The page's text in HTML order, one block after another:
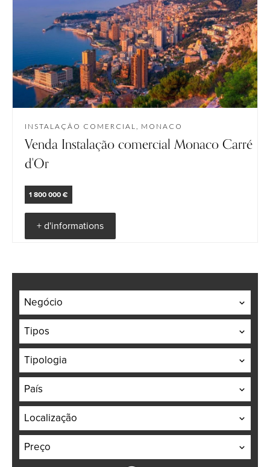
INSTALAÇÃO COMERCIAL, MONACO
Venda Instalação comercial Monaco Carré
d'Or
1 800 000 €
+ d'informations
Negócio
Tipos
Tipologia
País
Localização
Preço